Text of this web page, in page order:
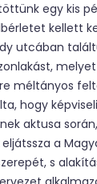
egy kis
kellett
utcában
méltányos
hogy
aktusa
a
s